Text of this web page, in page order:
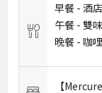
早餐 -酒
午餐 -雙
晚餐 - 咖
【